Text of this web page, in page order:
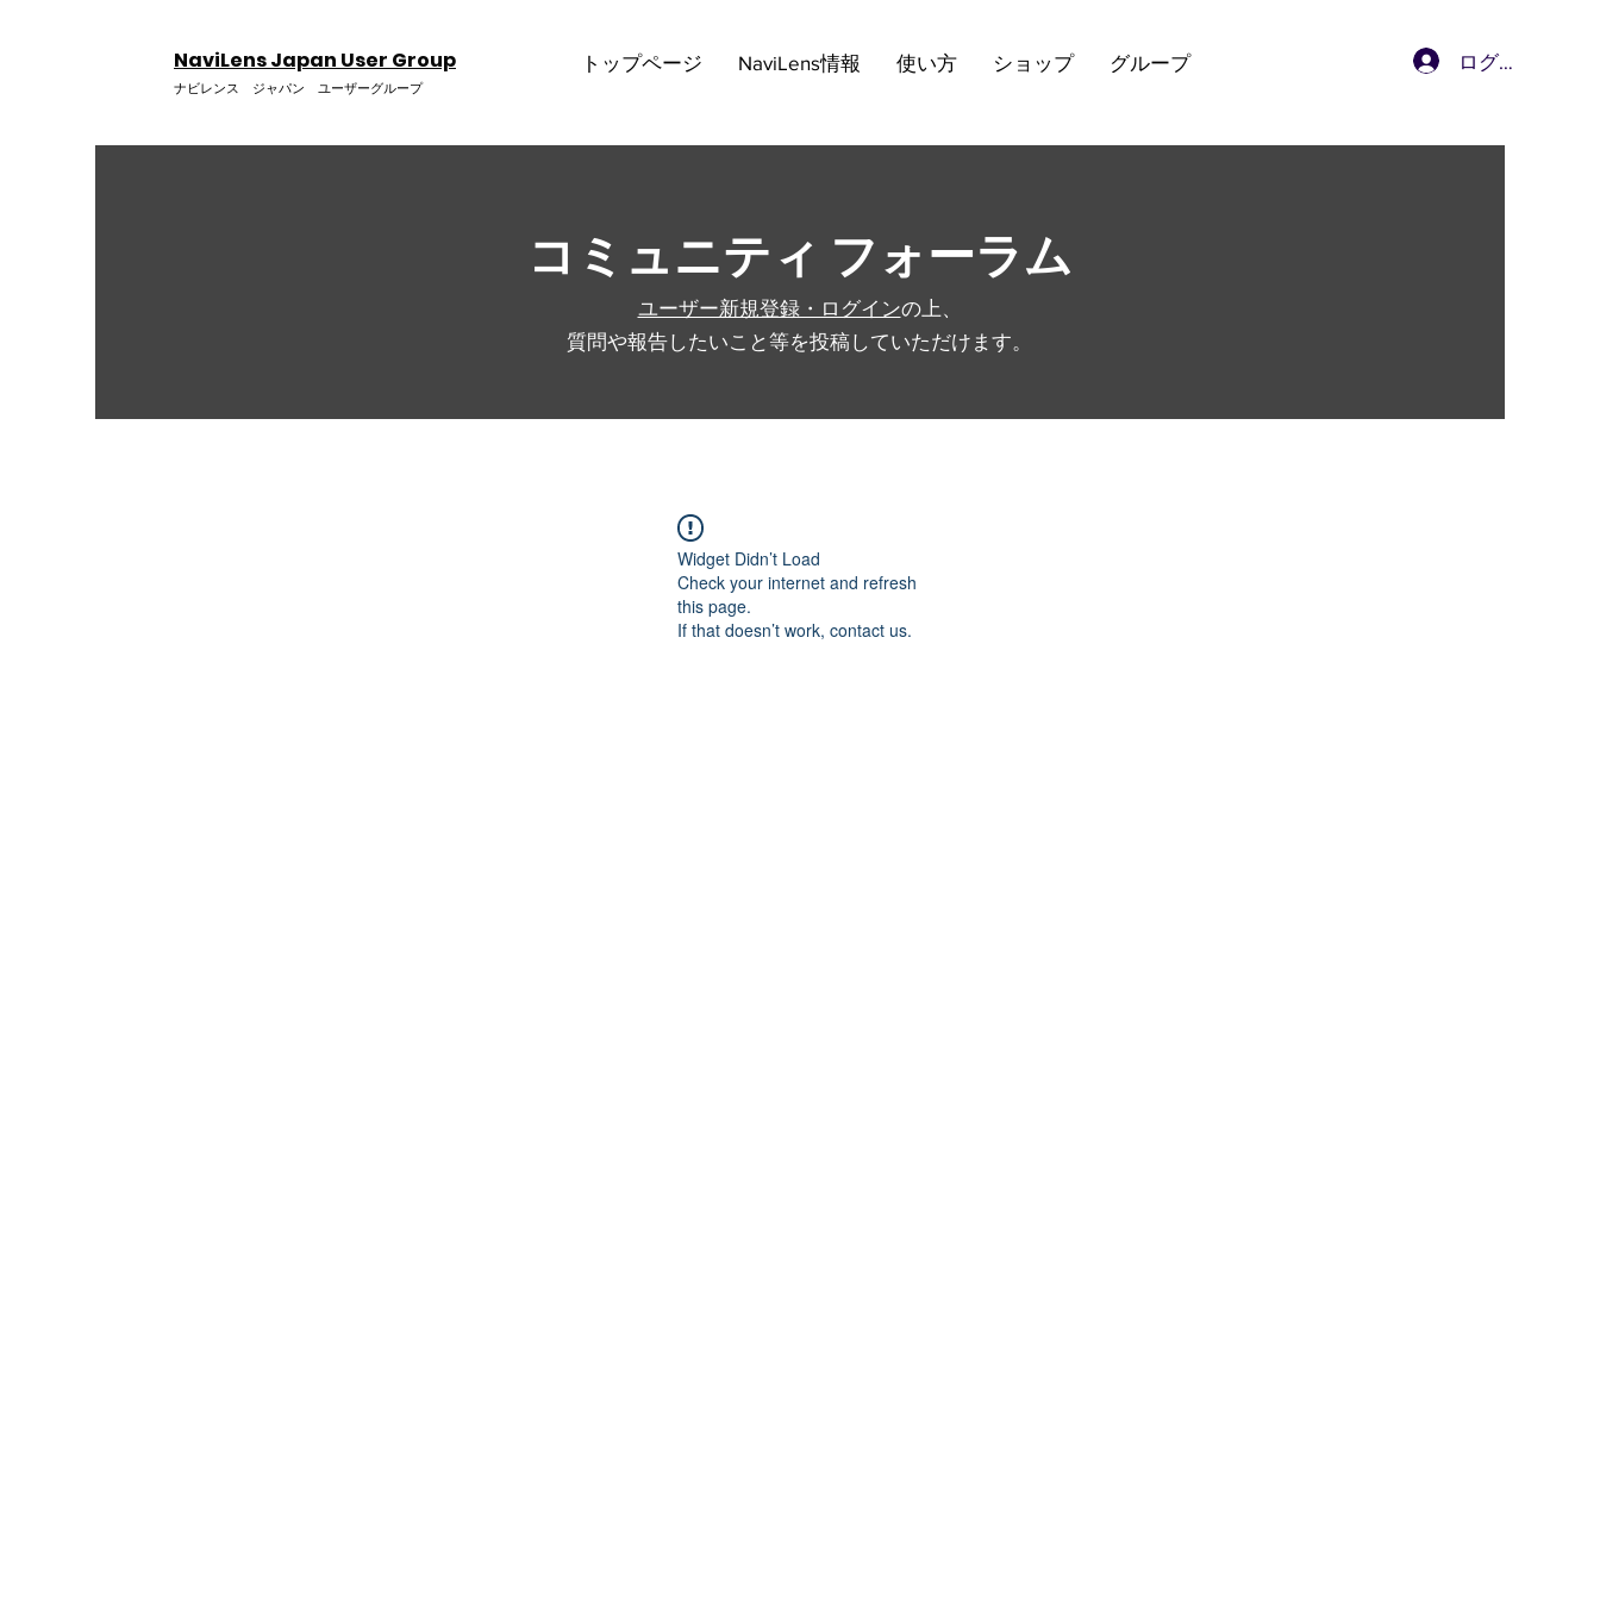
ナビレンス ジャパン ユーザーグループ
NaviLens Japan User Group トップページ NaviLens情報 使い方 ショップ グループ ログイン
コミュニティ フォーラム
ユーザー新規登録・ログインの上、
質問や報告したいこと等を投稿していただけます。
Widget Didn’t Load
Check your internet and refresh
this page.
If that doesn’t work, contact us.